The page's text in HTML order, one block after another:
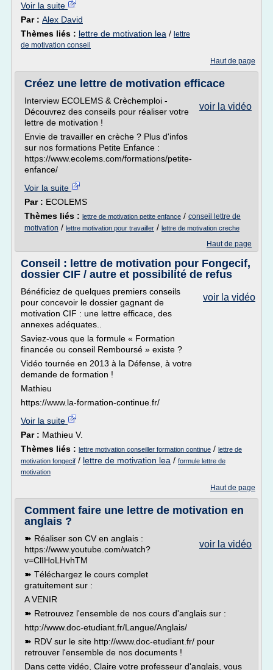
Voir la suite
Par : Alex David
Thèmes liés : lettre de motivation lea / lettre
de motivation conseil
Haut de page
Créez une lettre de motivation efficace
voir la vidéo
Interview ECOLEMS & Crèchemploi -
Découvrez des conseils pour réaliser votre
lettre de motivation !
Envie de travailler en crèche ? Plus d'infos
sur nos formations Petite Enfance :
https://www.ecolems.com/formations/petite-
enfance/
Voir la suite
Par : ECOLEMS
Thèmes liés : lettre de motivation petite enfance / conseil lettre de
motivation / lettre motivation pour travailler / lettre de motivation creche
Haut de page
Conseil : lettre de motivation pour Fongecif,
dossier CIF / autre et possibilité de refus
voir la vidéo
Bénéficiez de quelques premiers conseils
pour concevoir le dossier gagnant de
motivation CIF : une lettre efficace, des
annexes adéquates..
Saviez-vous que la formule « Formation
financée ou conseil Remboursé » existe ?
Vidéo tournée en 2013 à la Défense, à votre
demande de formation !
Mathieu
https://www.la-formation-continue.fr/
Voir la suite
Par : Mathieu V.
Thèmes liés : lettre motivation conseiller formation continue / lettre de
motivation fongecif / lettre de motivation lea / formule lettre de
motivation
Haut de page
Comment faire une lettre de motivation en
anglais ?
voir la vidéo
➽ Réaliser son CV en anglais :
https://www.youtube.com/watch?
v=ClIHoLHvhTM
➽ Téléchargez le cours complet
gratuitement sur :
A VENIR
➽ Retrouvez l'ensemble de nos cours d'anglais sur :
http://www.doc-etudiant.fr/Langue/Anglais/
➽ RDV sur le site http://www.doc-etudiant.fr/ pour
retrouver l'ensemble de nos documents !
Dans cette vidéo, Claire votre professeur d'anglais, vous